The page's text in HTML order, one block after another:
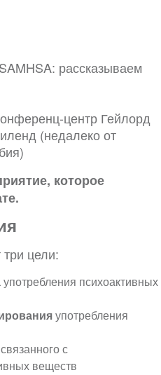
рассказываем
центр Гейлорд
(недалеко от
которое
цели:
употребления психоактивных
употребления
с
веществ